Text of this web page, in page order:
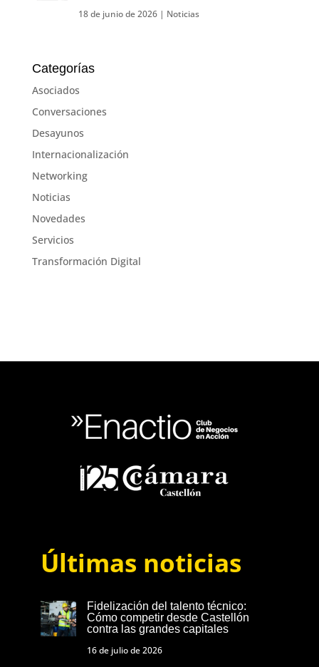
18 de junio de 2026| Noticias
Categorías
Asociados
Conversaciones
Desayunos
Internacionalización
Networking
Noticias
Novedades
Servicios
Transformación Digital
Últimas noticias
Fidelización del talento técnico:
Cómo competir desde Castellón
contra las grandes capitales
16 de julio de 2026